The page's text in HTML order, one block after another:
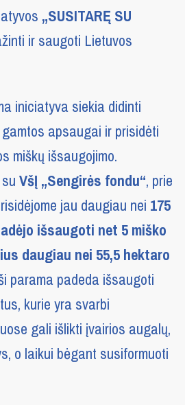
„SUSITARĘ SU
ir saugoti Lietuvos
iniciatyva siekia didinti
apsaugai ir prisidėti
miškų išsaugojimo.
VšĮ „Sengirės fondu“, prie
jau daugiau nei175
išsaugoti net 5 miško
daugiau nei 55,5 hektaro
parama padeda išsaugoti
kurie yra svarbi
gali išlikti įvairios augalų,
o laikui bėgant susiformuoti